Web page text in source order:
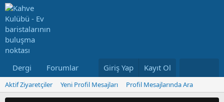
Dergi Forumlar Neler Yeni Kullanıcılar
Giriş Yap Kayıt Ol
Aktif Ziyaretçiler Yeni Profil Mesajları Profil Mesajlarında Ara